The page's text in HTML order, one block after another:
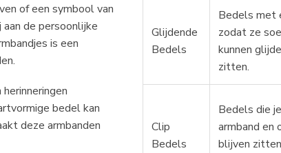
of een symbool van
de persoonlijke
is een
bedel kan
deze armbanden
Glijdende
Bedels
Bedels met
zodat ze
kunnen
zitten.
Clip
Bedels
Bedels die
armband en
blijven